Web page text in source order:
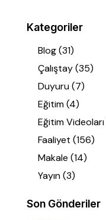
Kategoriler
Blog(31)
Çalıştay(35)
Duyuru(7)
Eğitim(4)
Eğitim Videoları
Faaliyet (156)
Makale (14)
Yayın(3)
Son Gönderiler